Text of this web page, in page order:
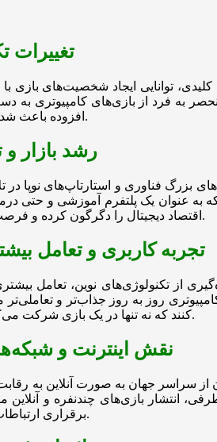
تغییرات
توانایی ایجاد شخصیت‌های بازی
به فرد از بازی‌های کامپیوتری به
افزوده باعث شده تا دنیای بازی‌ها بیش از پیش واقعی و جذاب شود.
رشد بازار و
فناوری و استارتاپ‌های نوپا در
به عنوان یک پلتفرم آموزشی و حتی
اقتصاد دیجیتال را دگرگون کرده و فرصت‌های شغلی جدیدی در حوزه‌های مختلف ایجاد کند.
تجربه کاربری و تعامل
از تکنولوژی‌های نوین، تعامل
روز به روز جذاب‌تر و
کنند که نه تنها در یک بازی شرکت می‌کنند، بلکه بخشی از یک دنیای مجازی واقعی هستند.
نقش اینترنت و
از سراسر جهان به صورت آنلاین به
انتشار بازی‌های چندنفره و
برقراری ارتباطات اجتماعی و حتی ایجاد روابط دوستانه تبدیل شوند.